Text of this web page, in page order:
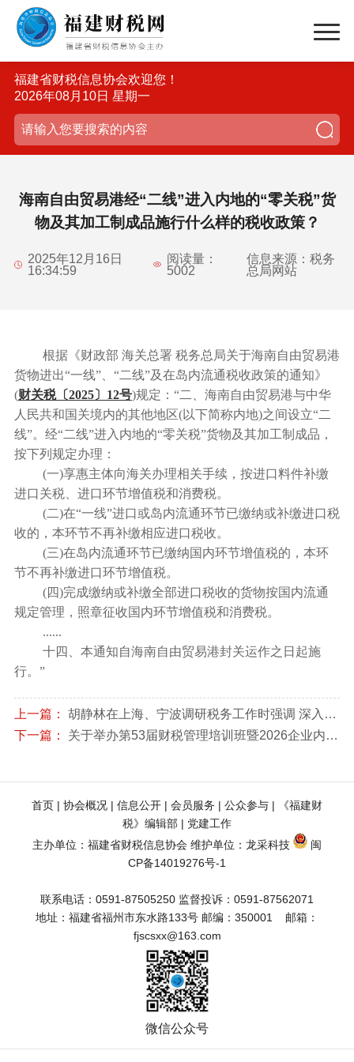
福建省财税信息协会欢迎您！
2026年08月10日 星期一
海南自由贸易港经“二线”进入内地的“零关税”货
物及其加工制成品施行什么样的税收政策？
2025年12月16日
16:34:59
阅读量：
5002
信息来源：税务
总局网站
根据《财政部 海关总署 税务总局关于海南自由贸易港
货物进出“一线”、“二线”及在岛内流通税收政策的通知》
(财关税〔2025〕12号)规定：“二、海南自由贸易港与中华
人民共和国关境内的其他地区(以下简称内地)之间设立“二
线”。经“二线”进入内地的“零关税”货物及其加工制成品，
按下列规定办理：
(一)享惠主体向海关办理相关手续，按进口料件补缴
进口关税、进口环节增值税和消费税。
(二)在“一线”进口或岛内流通环节已缴纳或补缴进口税
收的，本环节不再补缴相应进口税收。
(三)在岛内流通环节已缴纳国内环节增值税的，本环
节不再补缴进口环节增值税。
(四)完成缴纳或补缴全部进口税收的货物按国内流通
规定管理，照章征收国内环节增值税和消费税。
......
十四、本通知自海南自由贸易港封关运作之日起施
行。”
上一篇：
胡静林在上海、宁波调研税务工作时强调 深入学习贯彻中央经济工作会议精神 确保“十四五”收好官“十五五”开好局
下一篇：
关于举办第53届财税管理培训班暨2026企业内部应税行为全链条风险扫描与稽查风险应对实战专题培训的通知
首页 | 协会概况 | 信息公开 | 会员服务 | 公众参与 |
《福建财
税》编辑部 | 党建工作
主办单位：福建省财税信息协会 维护单位： 龙采科技
闽
CP备14019276号-1
联系电话：0591-87505250 监督投诉：0591-87562071
地址：福建省福州市东水路133号 邮编：350001    邮箱：
fjscsxx@163.com
微信公众号